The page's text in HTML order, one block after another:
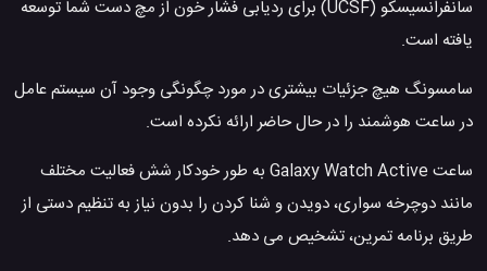
سانفرانسیسکو (UCSF) برای ردیابی فشار خون از مچ دست شما توسعه
یافته است.
سامسونگ هیچ جزئیات بیشتری در مورد چگونگی وجود آن سیستم عامل
در ساعت هوشمند را در حال حاضر ارائه نکرده است.
ساعت Galaxy Watch Active به طور خودکار شش فعالیت مختلف
مانند دوچرخه سواری، دویدن و شنا کردن را بدون نیاز به تنظیم دستی از
طریق برنامه تمرین، تشخیص می دهد.